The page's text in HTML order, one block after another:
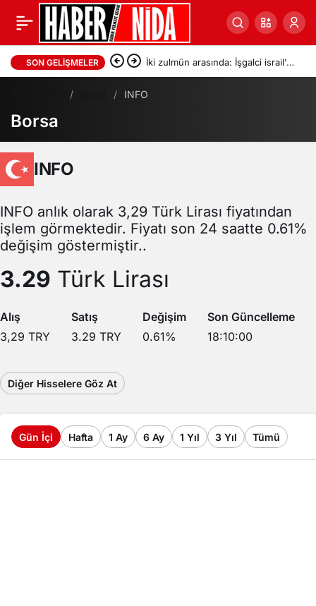
SON GELIŞMELER İki zulmün arasında: İşgalci israil’in
serbest bıraktığı Filistinli
INFO
Borsa
INFO
INFO anlık olarak 3,29 Türk Lirası fiyatından
işlem görmektedir. Fiyatı son 24 saatte 0.61%
değişim göstermiştir..
3.29 Türk Lirası
Alış
3,29 TRY
Satış
3.29 TRY
Değişim
0.61%
Son Güncelleme
18:10:00
Diğer Hisselere Göz At
Gün İçi Hafta 1 Ay 6 Ay 1 Yıl 3 Yıl Tümü